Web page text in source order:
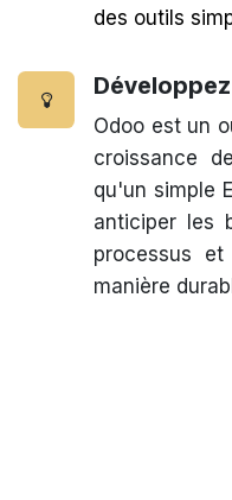
des outils
Odoo est un
croissance
qu'un simple
anticiper les
processus
manière